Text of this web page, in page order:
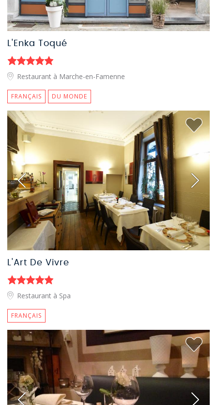
L'Enka Toqué
Restaurant à Marche-en-Famenne
FRANÇAIS DU MONDE
L'Art De Vivre
Restaurant à Spa
FRANÇAIS